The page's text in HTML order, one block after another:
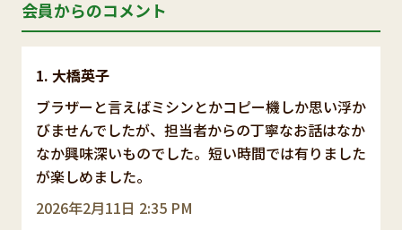
会員からのコメント
大橋英子
2026年2月11日 2:35 PM
ブラザーと言えばミシンとかコピー機しか思い浮か
びませんでしたが、担当者からの丁寧なお話はなか
なか興味深いものでした。短い時間では有りました
が楽しめました。